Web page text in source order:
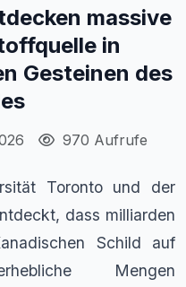
massive
in
Gesteinen des
970 Aufrufe
Toronto und der
dass milliarden
Schild auf
Mengen